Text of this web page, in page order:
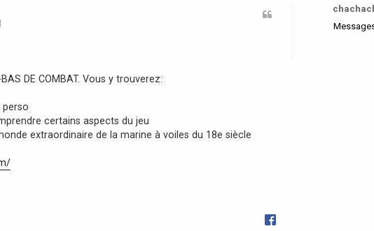
DE COMBAT. Vous y trouverez:
perso
certains aspects du jeu
extraordinaire de la marine à voiles du 18e siècle